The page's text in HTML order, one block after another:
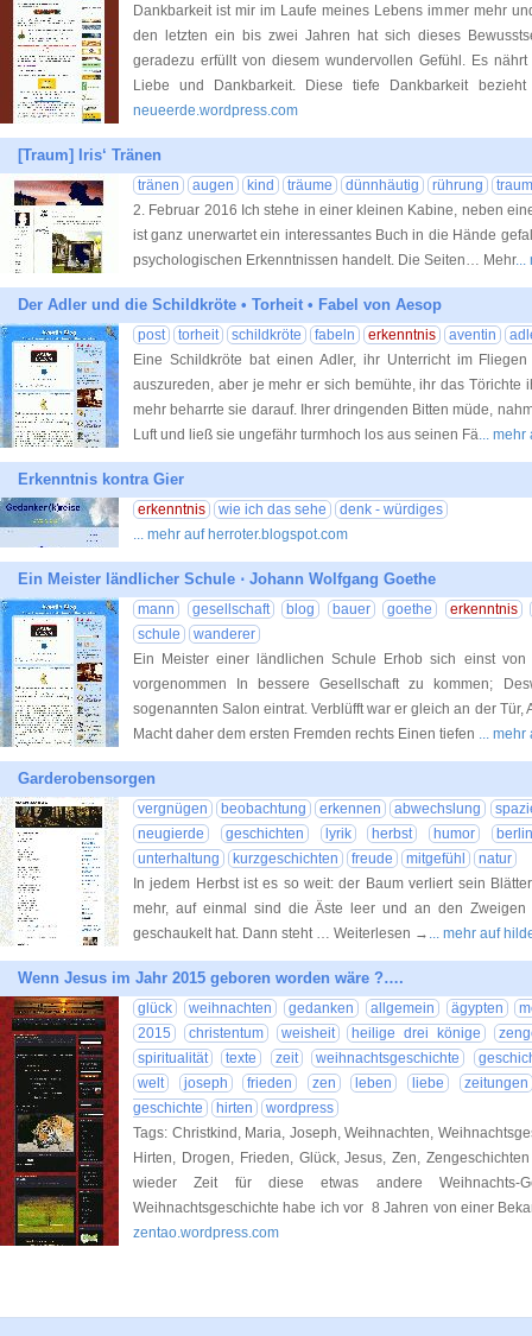
Dankbarkeit ist mir im Laufe meines Lebens immer mehr
den letzten ein bis zwei Jahren hat sich dieses
geradezu erfüllt von diesem wundervollen Gefühl. Es
Liebe und Dankbarkeit. Diese tiefe Dankbarkeit
neueerde.wordpress.com
[Traum] Iris‘ Tränen
tränen augen kind träume dünnhäutig rührung
traum
2. Februar 2016 Ich stehe in einer kleinen Kabine, neben
ist ganz unerwartet ein interessantes Buch in die Hände
psychologischen Erkenntnissen handelt. Die Seiten… Mehr...
Der Adler und die Schildkröte • Torheit • Fabel von Aesop
post torheit schildkröte fabeln erkenntnis aventin
Eine Schildkröte bat einen Adler, ihr Unterricht im
auszureden, aber je mehr er sich bemühte, ihr das Törichte
mehr beharrte sie darauf. Ihrer dringenden Bitten müde,
Luft und ließ sie ungefähr turmhoch los aus seinen Fä... mehr
Erkenntnis kontra Gier
erkenntnis wie ich das sehe
denk - würdiges
... mehr auf herroter.blogspot.com
Ein Meister ländlicher Schule ⋅ Johann Wolfgang Goethe
mann gesellschaft blog bauer goethe
erkenntnis
schule
wanderer
Ein Meister einer ländlichen Schule Erhob sich einst
vorgenommen In bessere Gesellschaft zu kommen;
sogenannten Salon eintrat. Verblüfft war er gleich an der Tür,
Macht daher dem ersten Fremden rechts Einen tiefen ... mehr
Garderobensorgen
vergnügen beobachtung erkennen abwechslung
neugierde
geschichten lyrik herbst humor
berlin
unterhaltung
kurzgeschichten freude mitgefühl
natur
In jedem Herbst ist es so weit: der Baum verliert sein
mehr, auf einmal sind die Äste leer und an den
geschaukelt hat. Dann steht … Weiterlesen → ... mehr auf
Wenn Jesus im Jahr 2015 geboren worden wäre ?….
glück weihnachten gedanken allgemein ägypten
2015
christentum weisheit heilige drei könige
spiritualität
texte zeit weihnachtsgeschichte
welt
joseph frieden zen leben liebe
zeitungen
geschichte
hirten
wordpress
Tags: Christkind, Maria, Joseph, Weihnachten,
Hirten, Drogen, Frieden, Glück, Jesus, Zen,
wieder Zeit für diese etwas andere Weihnachts-
Weihnachtsgeschichte habe ich vor 8 Jahren von einer
zentao.wordpress.com